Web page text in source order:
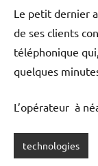
Le petit dernier
de ses clients
téléphonique
quelques
L’opérateur à
technologies